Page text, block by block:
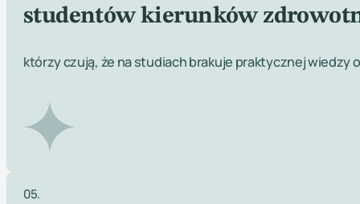
studentów kierunków
którzy czują, że na studiach brakuje praktycznej wiedzy
05.